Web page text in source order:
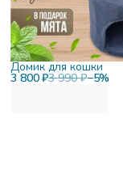
3 800 ₽3 990 ₽−5%
Домик для кошки